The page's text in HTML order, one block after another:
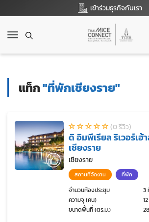
เข้าร่วมธุรกิจกับเรา
T
g
v
g
a
แท็ก"ที่พักเชียงราย"
(0 รีวิว)
ดิ อิมพีเรียล ริเวอร์เฮ้
เชียงราย
เชียงราย
สถานที่จัดงาน ที่พัก
จำนวนห้องประชุม
3
ความจุ (คน)
ขนาดพื้นที่ (ตร.ม.)